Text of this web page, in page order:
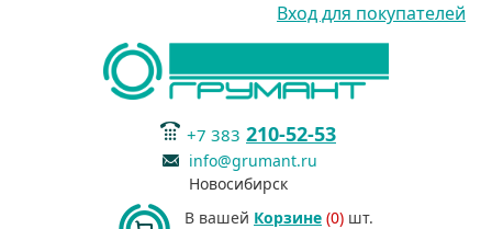
Вход для покупателей
+7 383 210-52-53
info@grumant.ru
Новосибирск
В вашей Корзине (0) шт.